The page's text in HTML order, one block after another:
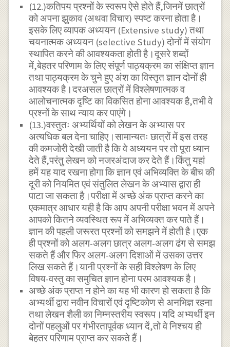
(12.)कतिपय प्रश्नों के स्वरूप ऐसे होते हैं,जिनमें छात्रों
को अपना झुकाव (अथवा विचार) स्पष्ट करना होता है।
इसके लिए व्यापक अध्ययन (Extensive study) तथा
चयनात्मक अध्ययन (selective Study) दोनों में संयोग
स्थापित करने की आवश्यकता होती है।दूसरे शब्दों
में,बेहतर परिणाम के लिए संपूर्ण पाठ्यक्रम का संक्षिप्त ज्ञान
तथा पाठ्यक्रम के चुने हुए अंश का विस्तृत ज्ञान दोनों ही
आवश्यक है।दरअसल छात्रों में विश्लेषणात्मक व
आलोचनात्मक दृष्टि का विकसित होना आवश्यक है,तभी वे
प्रश्नों के साथ न्याय कर पाएंगे।
(13.)वस्तुतः अभ्यर्थियों को लेखन के अभ्यास पर
अत्यधिक बल देना चाहिए।सामान्यतः छात्रों में इस तरह
की कमजोरी देखी जाती है कि वे अध्ययन पर तो पूरा ध्यान
देते हैं,परंतु लेखन को नजरअंदाज कर देते हैं।किंतु यहां
हमें यह याद रखना होगा कि ज्ञान एवं अभिव्यक्ति के बीच की
दूरी को नियमित एवं संतुलित लेखन के अभ्यास द्वारा ही
पाटा जा सकता है।परीक्षा में अच्छे अंक प्राप्त करने का
एकमात्र आधार यही है कि आप अपनी परीक्षा भवन में अपने
आपको कितने व्यवस्थित रूप में अभिव्यक्त कर पाते हैं।
ज्ञान की पहली जरूरत प्रश्नों को समझने में होती है।एक
ही प्रश्नों को अलग-अलग छात्र अलग-अलग ढंग से समझ
सकते हैं और फिर अलग-अलग दिशाओं में उसका उत्तर
लिख सकते हैं।यानी प्रश्नों के सही विश्लेषण के लिए
विषय-वस्तु का समुचित ज्ञान होना परम आवश्यक है।
अच्छे अंक प्राप्त न होने का यह भी कारण हो सकता है कि
अभ्यर्थी द्वारा नवीन विचारों एवं दृष्टिकोण से अनभिज्ञ रहना
तथा लेखन शैली का निम्नस्तरीय स्वरूप।यदि अभ्यर्थी इन
दोनों पहलुओं पर गंभीरतापूर्वक ध्यान दें,तो वे निश्चय ही
बेहतर परिणाम प्राप्त कर सकते हैं।